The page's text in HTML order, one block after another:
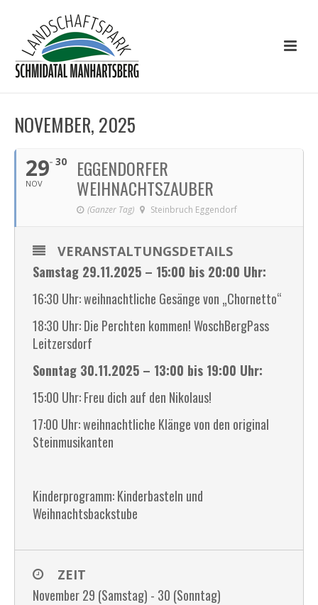
NOVEMBER, 2025
29
NOV
30 EGGENDORFER
WEIHNACHTSZAUBER
(Ganzer Tag) Steinbruch Eggendorf
VERANSTALTUNGSDETAILS
Samstag 29.11.2025 – 15:00 bis 20:00 Uhr:
16:30 Uhr: weihnachtliche Gesänge von „Chornetto“
18:30 Uhr: Die Perchten kommen! WoschBergPass
Leitzersdorf
Sonntag 30.11.2025 – 13:00 bis 19:00 Uhr:
15:00 Uhr: Freu dich auf den Nikolaus!
17:00 Uhr: weihnachtliche Klänge von den original
Steinmusikanten
Kinderprogramm: Kinderbasteln und
Weihnachtsbackstube
ZEIT
November 29 (Samstag) - 30 (Sonntag)